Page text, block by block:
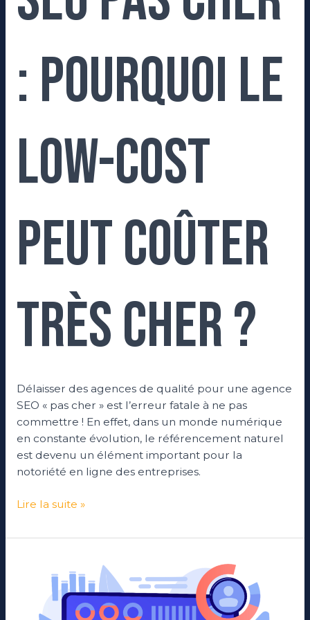
: Pourquoi le
low-cost
peut coûter
très cher ?
Délaisser des agences de qualité pour une agence
SEO « pas cher » est l’erreur fatale à ne pas
commettre ! En effet, dans un monde numérique
en constante évolution, le référencement naturel
est devenu un élément important pour la
notoriété en ligne des entreprises.
Lire la suite »